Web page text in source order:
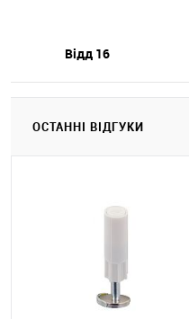
Відд 16
ОСТАННІ ВІДГУКИ